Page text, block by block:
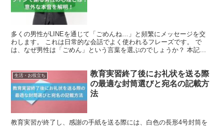
多くの男性がLINEを通じて「ごめんね…」と頻繁にメッセージを交
わします。 これは日常的な会話でよく使われるフレーズです。 で
は、なぜ男性は「ごめん」という言葉を選ぶのでしょうか？ 本記事
生活・お役立ち
教育実習終了後にお礼状を送る際
の最適な封筒選びと宛名の記載方
法
教育実習が終了し、感謝の手紙を送る際には、白色の長形4号封筒を